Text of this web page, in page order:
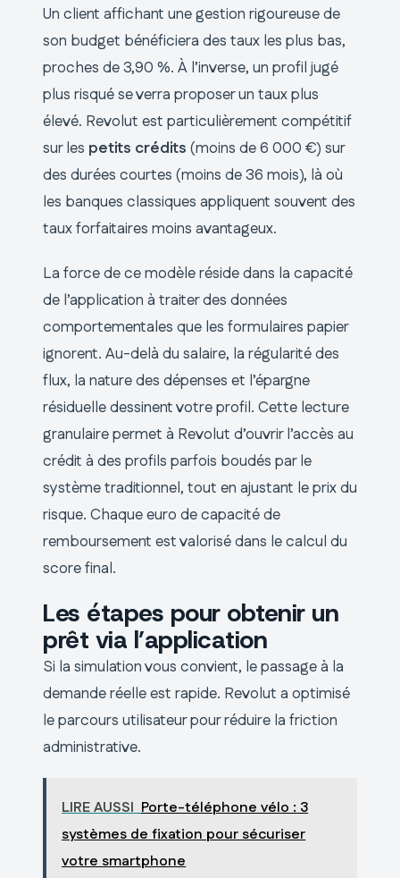
Un client affichant une gestion rigoureuse de
son budget bénéficiera des taux les plus bas,
proches de 3,90 %. À l’inverse, un profil jugé
plus risqué se verra proposer un taux plus
élevé. Revolut est particulièrement compétitif
sur les petits crédits (moins de 6 000 €) sur
des durées courtes (moins de 36 mois), là où
les banques classiques appliquent souvent des
taux forfaitaires moins avantageux.
La force de ce modèle réside dans la capacité
de l’application à traiter des données
comportementales que les formulaires papier
ignorent. Au-delà du salaire, la régularité des
flux, la nature des dépenses et l’épargne
résiduelle dessinent votre profil. Cette lecture
granulaire permet à Revolut d’ouvrir l’accès au
crédit à des profils parfois boudés par le
système traditionnel, tout en ajustant le prix du
risque. Chaque euro de capacité de
remboursement est valorisé dans le calcul du
score final.
Les étapes pour obtenir un
prêt via l’application
Si la simulation vous convient, le passage à la
demande réelle est rapide. Revolut a optimisé
le parcours utilisateur pour réduire la friction
administrative.
LIRE AUSSI Porte-téléphone vélo : 3
systèmes de fixation pour sécuriser
votre smartphone